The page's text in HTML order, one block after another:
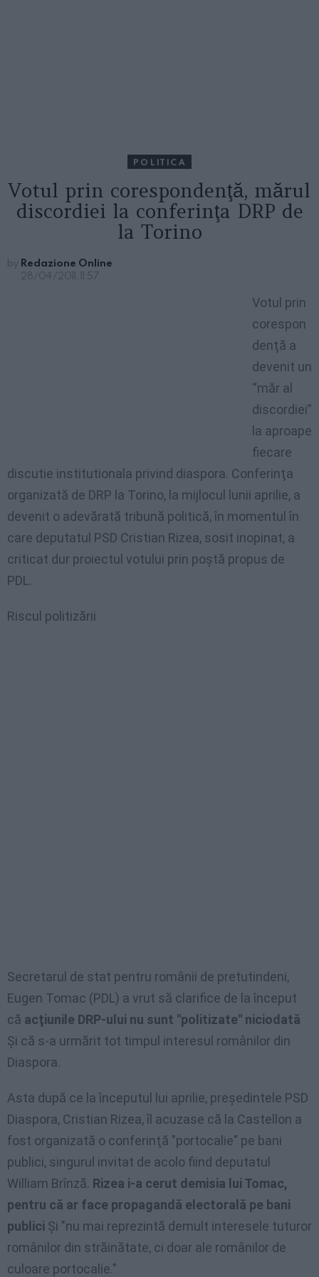
POLITICA
Votul prin corespondenţă, mărul
discordiei la conferinţa DRP de
la Torino
by Redazione Online
28/04/2011, 11:57
Votul prin
corespon
denţă a
devenit un
“măr al
discordiei”
la aproape
fiecare
discutie institutionala privind diaspora. Conferinţa
organizată de DRP la Torino, la mijlocul lunii aprilie, a
devenit o adevărată tribună politică, în momentul în
care deputatul PSD Cristian Rizea, sosit inopinat, a
criticat dur proiectul votului prin poştă propus de
PDL.
Riscul politizării
Secretarul de stat pentru românii de pretutindeni,
Eugen Tomac (PDL) a vrut să clarifice de la început
că acţiunile DRP-ului nu sunt "politizate" niciodată
Şi că s-a urmărit tot timpul interesul românilor din
Diaspora.
Asta după ce la începutul lui aprilie, preşedintele PSD
Diaspora, Cristian Rizea, îl acuzase că la Castellon a
fost organizată o conferinţă "portocalie" pe bani
publici, singurul invitat de acolo fiind deputatul
William Brînză. Rizea i-a cerut demisia lui Tomac,
pentru că ar face propagandă electorală pe bani
publici Şi "nu mai reprezintă demult interesele tuturor
românilor din străinătate, ci doar ale românilor de
culoare portocalie."